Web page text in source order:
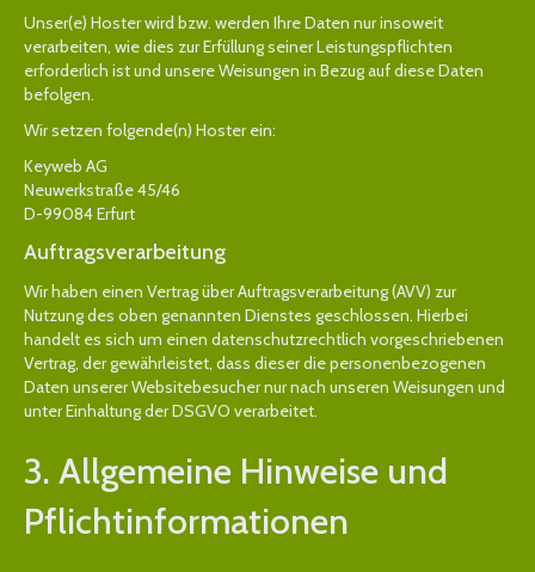
Unser(e) Hoster wird bzw. werden Ihre Daten nur insoweit
verarbeiten, wie dies zur Erfüllung seiner Leistungspflichten
erforderlich ist und unsere Weisungen in Bezug auf diese Daten
befolgen.
Wir setzen folgende(n) Hoster ein:
Keyweb AG
Neuwerkstraße 45/46
D-99084 Erfurt
Auftragsverarbeitung
Wir haben einen Vertrag über Auftragsverarbeitung (AVV) zur
Nutzung des oben genannten Dienstes geschlossen. Hierbei
handelt es sich um einen datenschutzrechtlich vorgeschriebenen
Vertrag, der gewährleistet, dass dieser die personenbezogenen
Daten unserer Websitebesucher nur nach unseren Weisungen und
unter Einhaltung der DSGVO verarbeitet.
3. Allgemeine Hinweise und
Pflicht­informationen